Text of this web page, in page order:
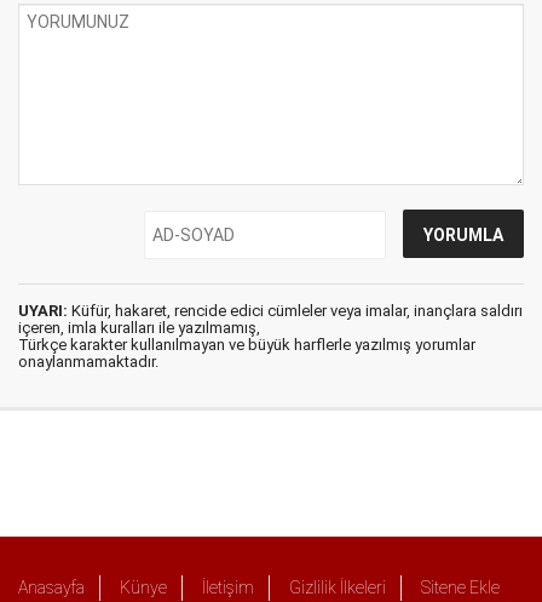
UYARI: Küfür, hakaret, rencide edici cümleler veya imalar, inançlara saldırı
içeren, imla kuralları ile yazılmamış,
Türkçe karakter kullanılmayan ve büyük harflerle yazılmış yorumlar
onaylanmamaktadır.
Anasayfa Künye İletişim Gizlilik İlkeleri Sitene Ekle